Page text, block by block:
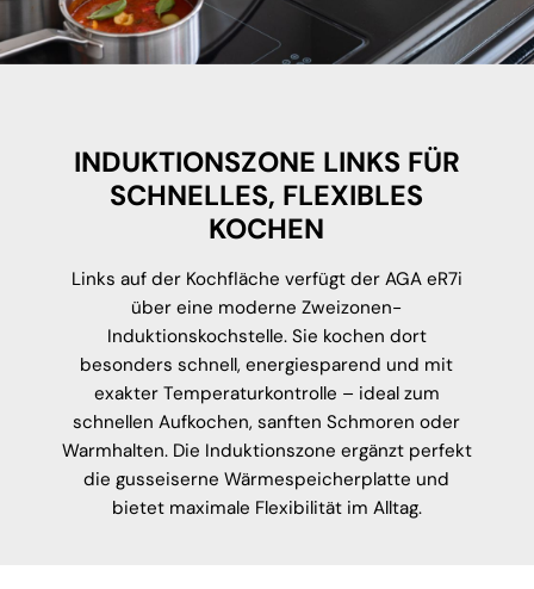
INDUKTIONSZONE LINKS FÜR
SCHNELLES, FLEXIBLES
KOCHEN
Links auf der Kochfläche verfügt der AGA eR7i
über eine moderne Zweizonen-
Induktionskochstelle. Sie kochen dort
besonders schnell, energiesparend und mit
exakter Temperaturkontrolle – ideal zum
schnellen Aufkochen, sanften Schmoren oder
Warmhalten. Die Induktionszone ergänzt perfekt
die gusseiserne Wärmespeicherplatte und
bietet maximale Flexibilität im Alltag.